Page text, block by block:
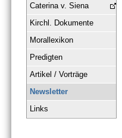
Caterina v. Siena
Kirchl. Dokumente
Morallexikon
Predigten
Artikel / Vorträge
Newsletter
Links